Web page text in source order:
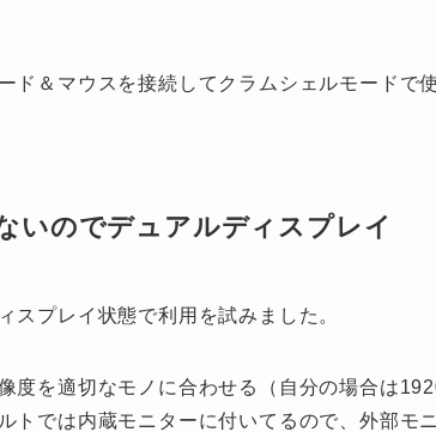
ド＆マウスを接続してクラムシェルモードで
いのでデュアルディスプレイ
スプレイ状態で利用を試みました。
度を適切なモノに合わせる（自分の場合は
トでは内蔵モニターに付いてるので、外部モ